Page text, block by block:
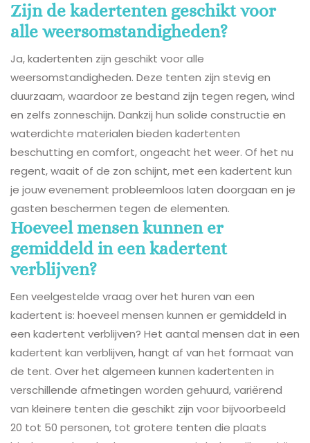
Zijn de kadertenten geschikt voor
alle weersomstandigheden?
Ja, kadertenten zijn geschikt voor alle
weersomstandigheden. Deze tenten zijn stevig en
duurzaam, waardoor ze bestand zijn tegen regen, wind
en zelfs zonneschijn. Dankzij hun solide constructie en
waterdichte materialen bieden kadertenten
beschutting en comfort, ongeacht het weer. Of het nu
regent, waait of de zon schijnt, met een kadertent kun
je jouw evenement probleemloos laten doorgaan en je
gasten beschermen tegen de elementen.
Hoeveel mensen kunnen er
gemiddeld in een kadertent
verblijven?
Een veelgestelde vraag over het huren van een
kadertent is: hoeveel mensen kunnen er gemiddeld in
een kadertent verblijven? Het aantal mensen dat in een
kadertent kan verblijven, hangt af van het formaat van
de tent. Over het algemeen kunnen kadertenten in
verschillende afmetingen worden gehuurd, variërend
van kleinere tenten die geschikt zijn voor bijvoorbeeld
20 tot 50 personen, tot grotere tenten die plaats